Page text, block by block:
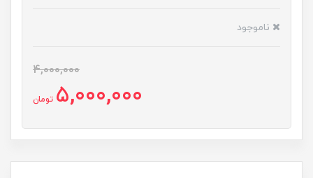
ناموجود
4,000,000
5,000,000 تومان